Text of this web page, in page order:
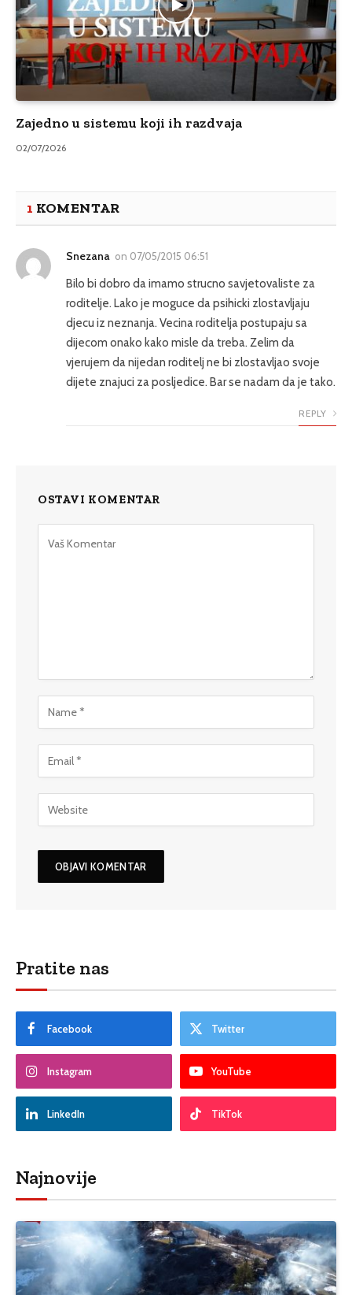
Zajedno u sistemu koji ih razdvaja
02/07/2026
1 KOMENTAR
Snezana on 07/05/2015 06:51
Bilo bi dobro da imamo strucno savjetovaliste za
roditelje. Lako je moguce da psihicki zlostavljaju
djecu iz neznanja. Vecina roditelja postupaju sa
dijecom onako kako misle da treba. Zelim da
vjerujem da nijedan roditelj ne bi zlostavljao svoje
dijete znajuci za posljedice. Bar se nadam da je tako.
REPLY
OSTAVI KOMENTAR
Pratite nas
Facebook Twitter
Instagram YouTube
LinkedIn TikTok
Najnovije